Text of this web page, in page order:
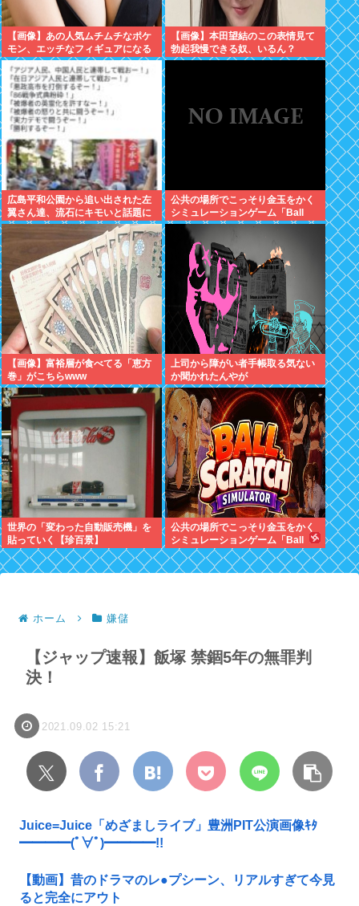
【画像】あの人気ムチムチなポケ
モン、エッチなフィギュアになる
【画像】本田望結のこの表情見て
勃起我慢できる奴、いるん？
広島平和公園から追い出された左
翼さん達、流石にキモいと話題に
公共の場所でこっそり金玉をかく
シミュレーションゲーム「Ball
Scratch Simulator」がSteamで
発表される
【画像】富裕層が食べてる「恵方
巻」がこちらwww
上司から障がい者手帳取る気ない
か聞かれたんやが
世界の「変わった自動販売機」を
貼っていく【珍百景】
公共の場所でこっそり金玉をかく
シミュレーションゲーム「Ball
Scratch Simulator」がSteamで
発表される
ホーム 嫌儲
【ジャップ速報】飯塚 禁錮5年の無罪判
決！
2021.09.02 15:21
Juice=Juice「めざましライブ」豊洲PIT公演画像ｷﾀ
━━━━(ﾟ∀ﾟ)━━━━!!
【動画】昔のドラマのレ●プシーン、リアルすぎて今見
ると完全にアウト